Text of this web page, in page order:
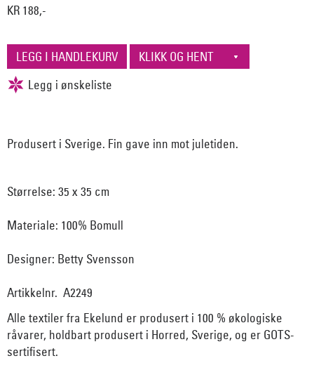
KR 188,-
Produsert i Sverige. Fin gave inn mot juletiden.
Størrelse: 35 x 35 cm
Materiale: 100% Bomull
Designer: Betty Svensson
Artikkelnr. A2249
Alle textiler fra Ekelund er produsert i 100 % økologiske
råvarer, holdbart produsert i Horred, Sverige, og er GOTS-
sertifisert.